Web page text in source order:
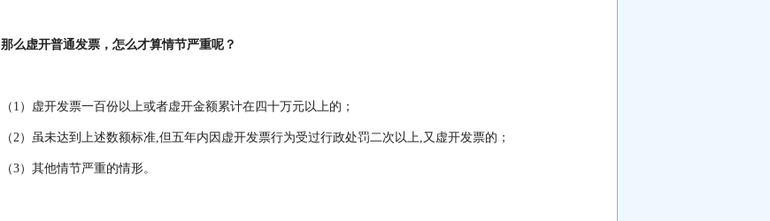
那么虚开普通发票，怎么才算情节严重呢？
（1）虚开发票一百份以上或者虚开金额累计在四十万元以上的；
（2）虽未达到上述数额标准,但五年内因虚开发票行为受过行政处罚二次以上,又虚开发票的；
（3）其他情节严重的情形。